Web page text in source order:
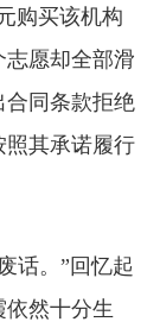
购买该机构
志愿却全部滑
合同条款拒绝
照其承诺履行
话。”回忆起
依然十分生